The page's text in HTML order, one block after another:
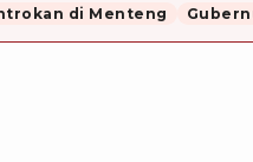
di Menteng